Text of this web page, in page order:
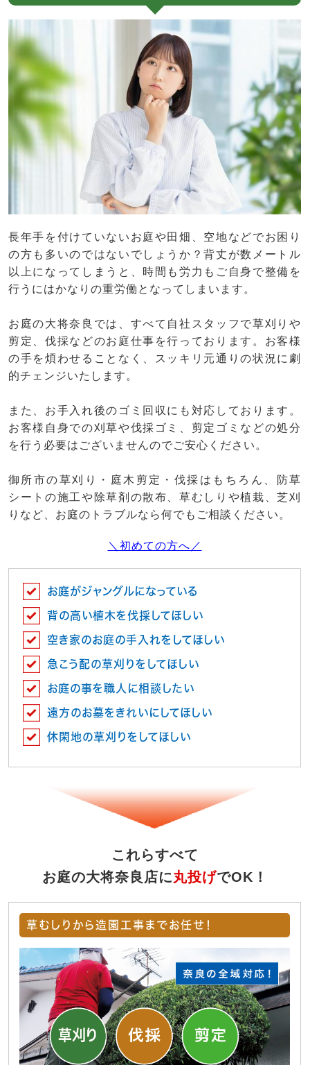
長年手を付けていないお庭や田畑、空地などでお困り
の方も多いのではないでしょうか？背丈が数メートル
以上になってしまうと、時間も労力もご自身で整備を
行うにはかなりの重労働となってしまいます。
お庭の大将奈良では、すべて自社スタッフで草刈りや
剪定、伐採などのお庭仕事を行っております。お客様
の手を煩わせることなく、スッキリ元通りの状況に劇
的チェンジいたします。
また、お手入れ後のゴミ回収にも対応しております。
お客様自身での刈草や伐採ゴミ、剪定ゴミなどの処分
を行う必要はございませんのでご安心ください。
御所市の草刈り・庭木剪定・伐採はもちろん、防草
シートの施工や除草剤の散布、草むしりや植栽、芝刈
りなど、お庭のトラブルなら何でもご相談ください。
＼初めての方へ／
お庭がジャングルになっている
背の高い植木を伐採してほしい
空き家のお庭の手入れをしてほしい
急こう配の草刈りをしてほしい
お庭の事を職人に相談したい
遠方のお墓をきれいにしてほしい
休閑地の草刈りをしてほしい
これらすべて
お庭の大将奈良店に丸投げでOK！
草むしりから造園工事までお任せ！